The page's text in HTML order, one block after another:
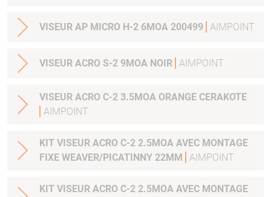
VISEUR AP MICRO H-2 6MOA 200499 AIMPOINT
VISEUR ACRO S-2 9MOA NOIR AIMPOINT
VISEUR ACRO C-2 3.5MOA ORANGE CERAKOTE
AIMPOINT
KIT VISEUR ACRO C-2 2.5MOA AVEC MONTAGE
FIXE WEAVER/PICATINNY 22MM
AIMPOINT
KIT VISEUR ACRO C-2 2.5MOA AVEC MONTAGE